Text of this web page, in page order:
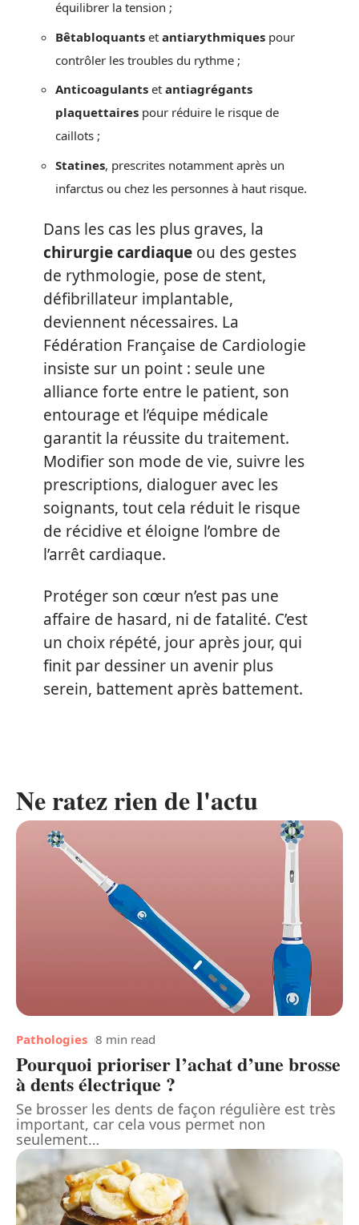
équilibrer la tension ;
Bêtabloquants et antiarythmiques pour
contrôler les troubles du rythme ;
Anticoagulants et antiagrégants
plaquettaires pour réduire le risque de
caillots ;
Statines, prescrites notamment après un
infarctus ou chez les personnes à haut risque.
Dans les cas les plus graves, la
chirurgie cardiaque ou des gestes
de rythmologie, pose de stent,
défibrillateur implantable,
deviennent nécessaires. La
Fédération Française de Cardiologie
insiste sur un point : seule une
alliance forte entre le patient, son
entourage et l’équipe médicale
garantit la réussite du traitement.
Modifier son mode de vie, suivre les
prescriptions, dialoguer avec les
soignants, tout cela réduit le risque
de récidive et éloigne l’ombre de
l’arrêt cardiaque.
Protéger son cœur n’est pas une
affaire de hasard, ni de fatalité. C’est
un choix répété, jour après jour, qui
finit par dessiner un avenir plus
serein, battement après battement.
Ne ratez rien de l'actu
Pathologies 8 min read
Pourquoi prioriser l’achat d’une brosse
à dents électrique ?
Se brosser les dents de façon régulière est très
important, car cela vous permet non
seulement…